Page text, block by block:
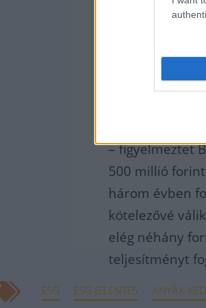
A
– figyelmeztet
500 millió
három évben
kötelezővé
elég néhány
teljesítményt
ESG ESG JELENTÉS ANYÁK